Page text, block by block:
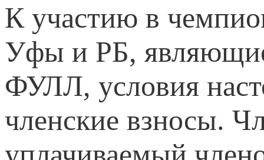
К участию в
Уфы и РБ,
ФУЛЛ, условия
членские взносы.